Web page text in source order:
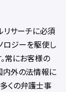
リサーチに必須
ロジーを駆使し
常にお客様の
内外の法情報に
くの弁護士事